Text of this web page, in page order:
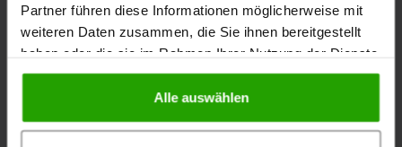
Partner führen diese Informationen möglicherweise mit
weiteren Daten zusammen, die Sie ihnen bereitgestellt
haben oder die sie im Rahmen Ihrer Nutzung der Dienste
gesammelt haben.
Alle auswählen
Vergleichen